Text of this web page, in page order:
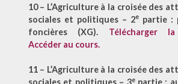
10 – L’Agriculture à la croisée des
sociales et politiques – 2e partie :
foncières (XG). Télécharger
Accéder au cours.
11 – L’Agriculture à la croisée des
e